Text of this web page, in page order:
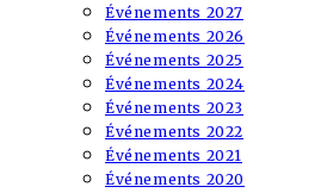
Événements 2027
Événements 2026
Événements 2025
Événements 2024
Événements 2023
Événements 2022
Événements 2021
Événements 2020